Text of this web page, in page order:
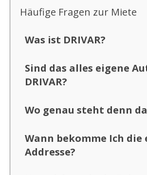
Häufige Fragen zur Miete
Was ist DRIVAR?
Sind das alles eigene
DRIVAR?
Wo genau steht denn
Wann bekomme Ich die
Addresse?